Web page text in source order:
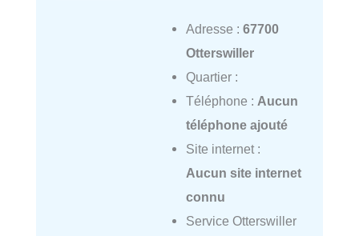
Adresse : 67700
Otterswiller
Quartier :
Téléphone : Aucun
téléphone ajouté
Site internet :
Aucun site internet
connu
Service Otterswiller